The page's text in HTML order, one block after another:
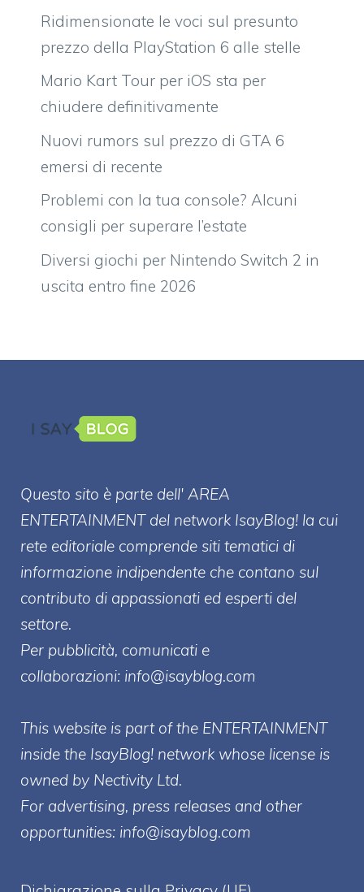
Ridimensionate le voci sul presunto
prezzo della PlayStation 6 alle stelle
Mario Kart Tour per iOS sta per
chiudere definitivamente
Nuovi rumors sul prezzo di GTA 6
emersi di recente
Problemi con la tua console? Alcuni
consigli per superare l’estate
Diversi giochi per Nintendo Switch 2 in
uscita entro fine 2026
Questo sito è parte dell' AREA
ENTERTAINMENT del network IsayBlog! la cui
rete editoriale comprende siti tematici di
informazione indipendente che contano sul
contributo di appassionati ed esperti del
settore.
Per pubblicità, comunicati e
collaborazioni: info@isayblog.com
This website is part of the ENTERTAINMENT
inside the IsayBlog! network whose license is
owned by Nectivity Ltd.
For advertising, press releases and other
opportunities: info@isayblog.com